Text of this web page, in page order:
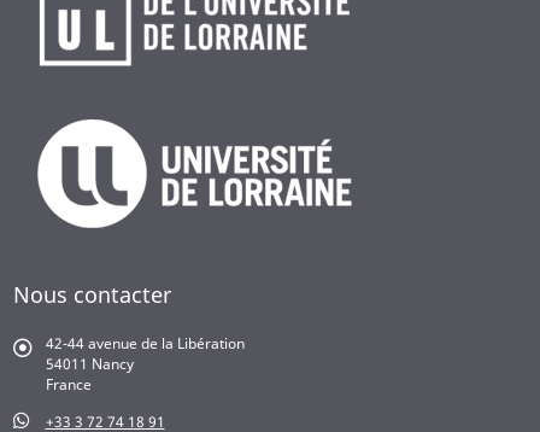
Nous contacter
42-44 avenue de la Libération
54011 Nancy
France
+33 3 72 74 18 91